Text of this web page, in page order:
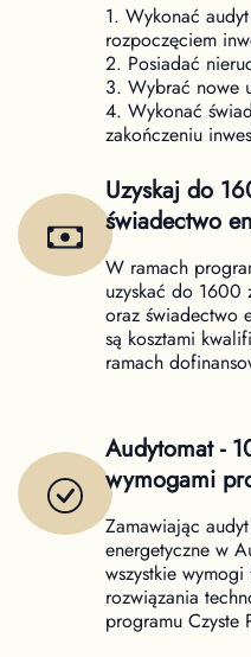
1. Wykonać
rozpoczęciem
2. Posiadać
3. Wybrać nowe
4. Wykonać
zakończeniu
Uzyskaj do
świadectwo
W ramach
uzyskać do 1600
oraz świadectwo
są kosztami
ramach
Audytomat -
wymogami
Zamawiając
energetyczne w
wszystkie
rozwiązania
programu Czyste